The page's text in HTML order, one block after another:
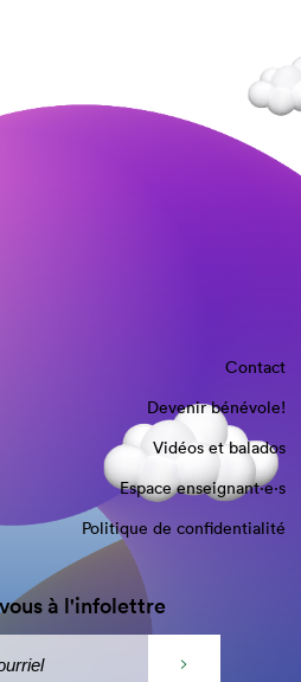
Contact
Devenir bénévole!
Vidéos et balados
Espace enseignant·e⋅s
Politique de confidentialité
à l'infolettre